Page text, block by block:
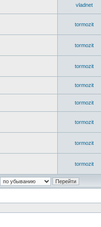
vladnet
tormozit
tormozit
tormozit
tormozit
tormozit
tormozit
tormozit
tormozit